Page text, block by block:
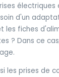
d'un
les fiches
? Dans ce
les prises de